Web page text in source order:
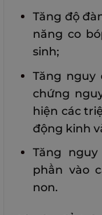
Tăng độ
năng co
sinh;
Tăng nguy
chứng
hiện các
động kinh
Tăng
phần vào
non.